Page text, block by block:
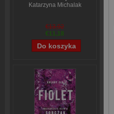
Katarzyna Michalak
€13,92
€11,18